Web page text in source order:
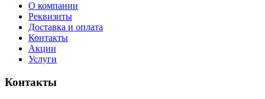
О компании
Реквизиты
Доставка и оплата
Контакты
Акции
Услуги
Контакты